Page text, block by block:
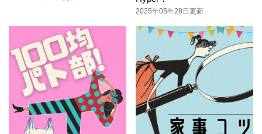
2025年05年28日更新